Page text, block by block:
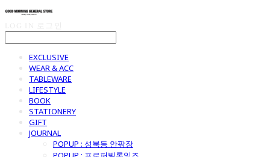
EXCLUSIVE
WEAR & ACC
TABLEWARE
LIFESTYLE
BOOK
STATIONERY
GIFT
JOURNAL
POPUP : 성북동 안팎장